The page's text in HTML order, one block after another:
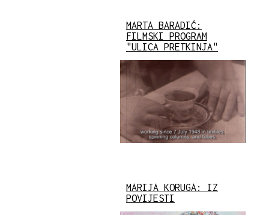
MARTA BARADIĆ:
FILMSKI PROGRAM
"ULICA PRETKINJA"
MARIJA KORUGA: IZ
POVIJESTI